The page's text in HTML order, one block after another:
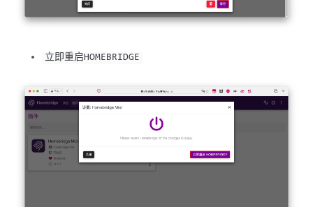
立即重启HOMEBRIDGE